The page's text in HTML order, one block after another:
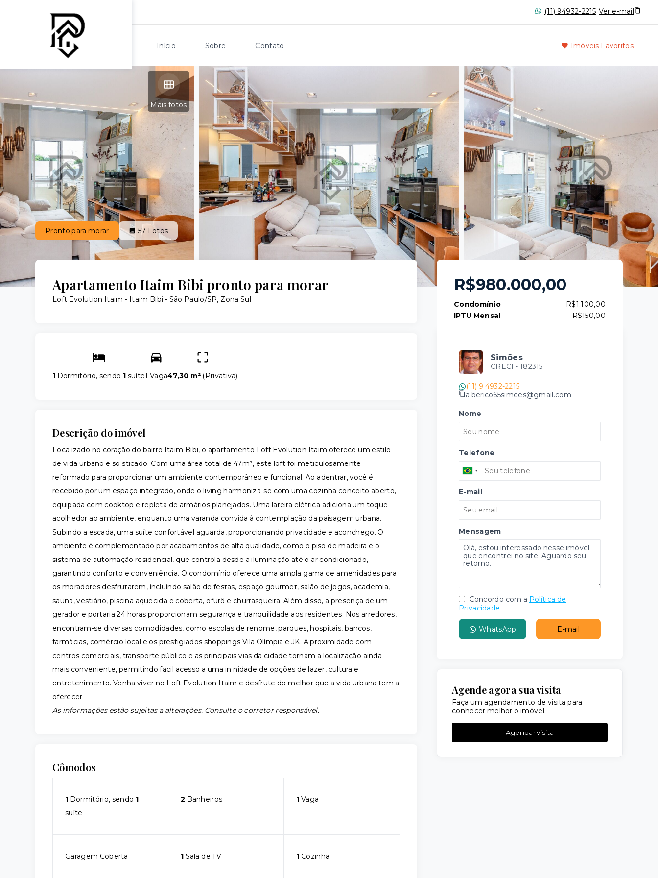
(11) 94932-2215 Ver e-mail
Início Sobre Contato Imóveis Favoritos
Mais fotos
Pronto para morar 57 Fotos
Apartamento Itaim Bibi pronto para morar
Loft Evolution Itaim - Itaim Bibi - São Paulo/SP, Zona Sul
1 Dormitório, sendo 1 suíte1 Vaga47,30 m² (Privativa)
Descrição do imóvel
Localizado no coração do bairro Itaim Bibi, o apartamento Loft Evolution Itaim oferece um estilo
de vida urbano e so sticado. Com uma área total de 47m², este loft foi meticulosamente
reformado para proporcionar um ambiente contemporâneo e funcional. Ao adentrar, você é
recebido por um espaço integrado, onde o living harmoniza-se com uma cozinha conceito aberto,
equipada com cooktop e repleta de armários planejados. Uma lareira elétrica adiciona um toque
acolhedor ao ambiente, enquanto uma varanda convida à contemplação da paisagem urbana.
Subindo a escada, uma suíte confortável aguarda, proporcionando privacidade e aconchego. O
ambiente é complementado por acabamentos de alta qualidade, como o piso de madeira e o
sistema de automação residencial, que controla desde a iluminação até o ar condicionado,
garantindo conforto e conveniência. O condomínio oferece uma ampla gama de amenidades para
os moradores desfrutarem, incluindo salão de festas, espaço gourmet, salão de jogos, academia,
sauna, vestiário, piscina aquecida e coberta, ofurô e churrasqueira. Além disso, a presença de um
gerador e portaria 24 horas proporcionam segurança e tranquilidade aos residentes. Nos arredores,
encontram-se diversas comodidades, como escolas de renome, parques, hospitais, bancos,
farmácias, comércio local e os prestigiados shoppings Vila Olímpia e JK. A proximidade com
centros comerciais, transporte público e as principais vias da cidade tornam a localização ainda
mais conveniente, permitindo fácil acesso a uma in nidade de opções de lazer, cultura e
entretenimento. Venha viver no Loft Evolution Itaim e desfrute do melhor que a vida urbana tem a
oferecer
As informações estão sujeitas a alterações. Consulte o corretor responsável.
Cômodos
1 Dormitório, sendo 1
suíte
2 Banheiros 1 Vaga
Garagem Coberta 1Sala de TV 1 Cozinha
R$980.000,00
Condomínio
R$1.100,00
IPTU Mensal
R$150,00
Simões
CRECI - 182315
(11) 9 4932-2215
alberico65simoes@gmail.com
Nome
Telefone
E-mail
Mensagem
Concordo com a Política de
Privacidade
WhatsApp E-mail
Agende agora sua visita
Faça um agendamento de visita para
conhecer melhor o imóvel.
Agendar visita